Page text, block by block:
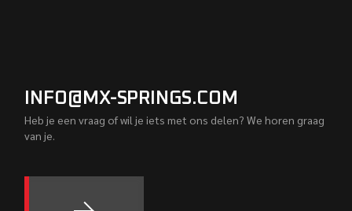
INFO@MX-SPRINGS.COM
Heb je een vraag of wil je iets met ons delen? We horen graag
van je.